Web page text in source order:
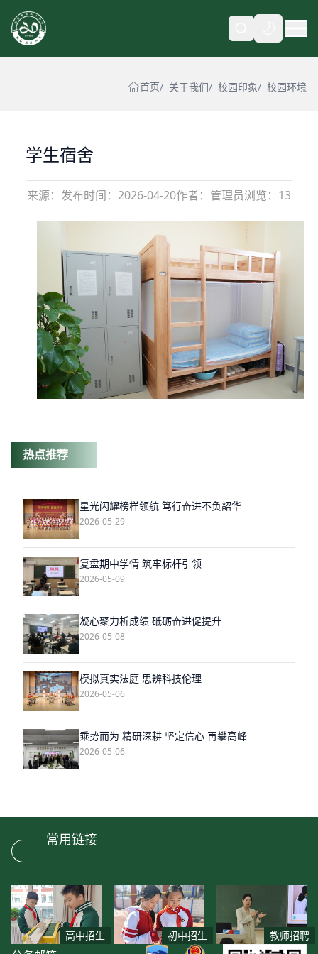
自动
首页 关于我们 校园印象 校园环境
学生宿舍
来源： 发布时间： 2026-04-20作者：管理员浏览：13
热点推荐
星光闪耀榜样领航 笃行奋进不负韶华
2026-05-29
复盘期中学情 筑牢标杆引领
2026-05-09
凝心聚力析成绩 砥砺奋进促提升
2026-05-08
模拟真实法庭 思辨科技伦理
2026-05-06
乘势而为 精研深耕 坚定信心 再攀高峰
2026-05-06
常用链接
高中招生 初中招生 教师招聘